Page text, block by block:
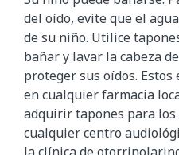
del oído, evite que el
de su niño. Utilice
bañar y lavar la cabeza
proteger sus oídos.
en cualquier farmacia
adquirir tapones para los
cualquier centro